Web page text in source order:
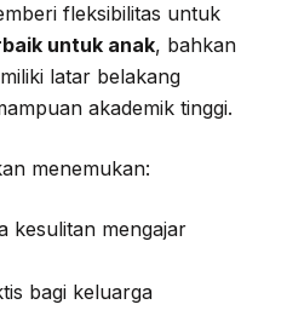
fleksibilitas untuk
untuk anak, bahkan
latar belakang
akademik tinggi.
menemukan:
kesulitan mengajar
bagi keluarga